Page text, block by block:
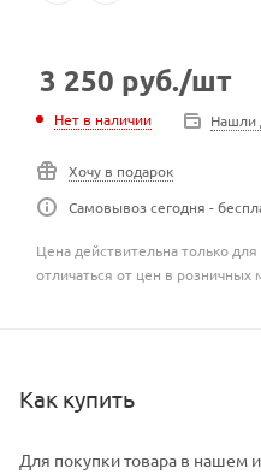
3 250 руб./шт
Нет в наличии Нашли
Хочу в подарок
Самовывоз сегодня -
Цена действительна только
отличаться от цен в розничных
Как купить
Для покупки товара в нашем